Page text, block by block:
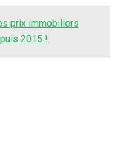
prix immobiliers
2015 !